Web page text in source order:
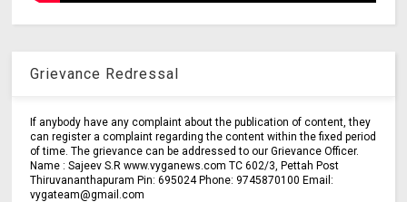
Grievance Redressal
If anybody have any complaint about the publication of content, they
can register a complaint regarding the content within the fixed period
of time. The grievance can be addressed to our Grievance Officer.
Name : Sajeev S.R www.vyganews.com TC 602/3, Pettah Post
Thiruvananthapuram Pin: 695024 Phone: 9745870100 Email:
vygateam@gmail.com